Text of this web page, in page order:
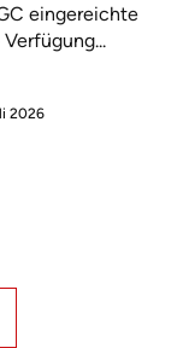
eingereichte
2026